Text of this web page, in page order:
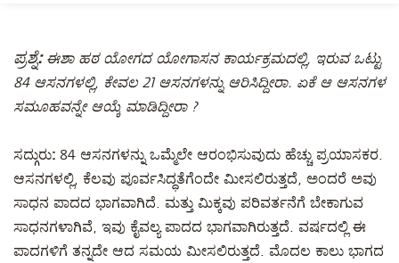
ಪ್ರಶ್ನೆ: ಈಶಾ ಹಠ ಯೋಗದ ಯೋಗಾಸನ ಕಾರ್ಯಕ್ರಮದಲ್ಲಿ, ಇರುವ ಒಟ್ಟು
84 ಆಸನಗಳಲ್ಲಿ, ಕೇವಲ 21 ಆಸನಗಳನ್ನು ಆರಿಸಿದ್ದೀರಾ. ಏಕೆ ಆ ಆಸನಗಳ
ಸಮೂಹವನ್ನೇ ಆಯ್ಕೆ ಮಾಡಿದ್ದೀರಾ ?
ಸದ್ಗುರು: 84 ಆಸನಗಳನ್ನು ಒಮ್ಮೆಲೇ ಆರಂಭಿಸುವುದು ಹೆಚ್ಚು ಪ್ರಯಾಸಕರ.
ಆಸನಗಳಲ್ಲಿ, ಕೆಲವು ಪೂರ್ವಸಿದ್ಧತೆಗೆಂದೇ ಮೀಸಲಿರುತ್ತದೆ, ಅಂದರೆ ಅವು
ಸಾಧನ ಪಾದದ ಭಾಗವಾಗಿದೆ. ಮತ್ತು ಮಿಕ್ಕವು ಪರಿವರ್ತನೆಗೆ ಬೇಕಾಗುವ
ಸಾಧನಗಳಾಗಿವೆ, ಇವು ಕೈವಲ್ಯ ಪಾದದ ಭಾಗವಾಗಿರುತ್ತದೆ. ವರ್ಷದಲ್ಲಿ ಈ
ಪಾದಗಳಿಗೆ ತನ್ನದೇ ಆದ ಸಮಯ ಮೀಸಲಿರುತ್ತದೆ. ಮೊದಲ ಕಾಲು ಭಾಗದ